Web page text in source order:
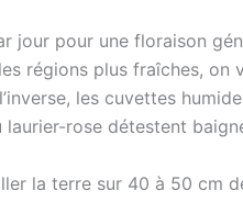
jour pour une floraison
régions plus fraîches, on
les cuvettes
rose détestent
la terre sur 40 à 50 cm